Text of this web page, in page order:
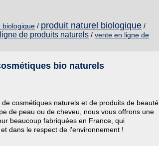
biologique / produit naturel biologique /
de produits naturels / vente en ligne de
bio naturels
cosmétiques naturels et de produits de beauté
de peau ou de cheveu, nous vous offrons une
beaucoup fabriquées en France, qui
dans le respect de l'environnement !